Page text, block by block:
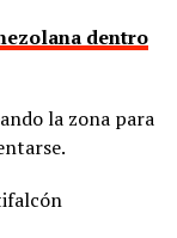
dentro
la zona para